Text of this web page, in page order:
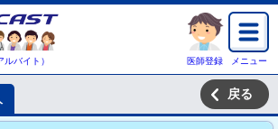
バイト） 医師登録 メニュー
戻る